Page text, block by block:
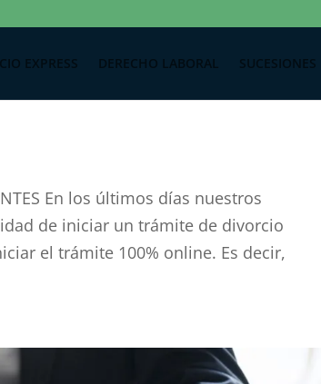
EXPRESS DERECHO LABORAL SUCESIONES
En los últimos días nuestros
de iniciar un trámite de divorcio
el trámite 100% online. Es decir,